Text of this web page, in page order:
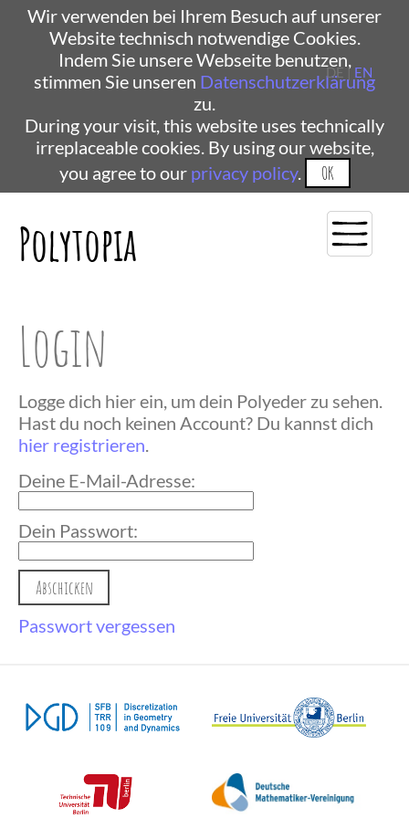
Wir verwenden bei Ihrem Besuch auf unserer
Website technisch notwendige Cookies.
Indem Sie unsere Webseite benutzen,
stimmen Sie unseren Datenschutzerklärung
zu.
During your visit, this website uses technically
irreplaceable cookies. By using our website,
you agree to our privacy policy. OK
Polytopia
DE | EN
Login
Logge dich hier ein, um dein Polyeder zu sehen.
Hast du noch keinen Account? Du kannst dich
hier registrieren.
Deine E-Mail-Adresse:
Dein Passwort:
Passwort vergessen